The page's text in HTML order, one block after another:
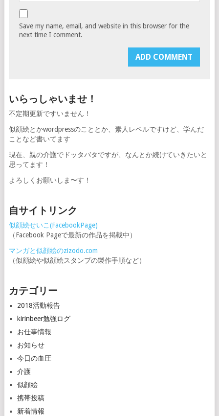
Save my name, email, and website in this browser for the
next time I comment.
いらっしゃいませ！
不定期更新ですいません！
似顔絵とかwordpressのこととか、素人レベルですけど、学んだ
ことなど書いてます
現在、親の介護でドッタバタですが、なんとか続けていきたいと
思ってます！
よろしくお願いしま〜す！
自サイトリンク
似顔絵せいこ(FacebookPage)
（Facebook Pageで最新の作品を掲載中）
マンガと似顔絵のzizodo.com
（似顔絵や似顔絵スタンプの製作手順など）
カテゴリー
2018活動報告
kirinbeer勉強ログ
お仕事情報
お知らせ
今日の血圧
介護
似顔絵
携帯投稿
新着情報